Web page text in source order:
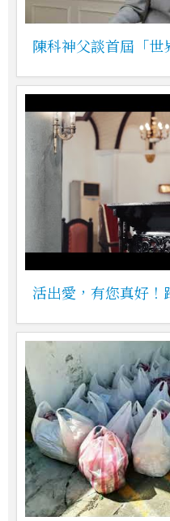
陳科神父談首屆「世
活出愛，有您真好！